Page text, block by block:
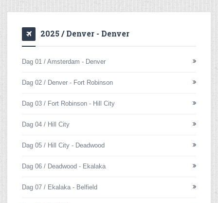
2025 / Denver - Denver
Dag 01 / Amsterdam - Denver
Dag 02 / Denver - Fort Robinson
Dag 03 / Fort Robinson - Hill City
Dag 04 / Hill City
Dag 05 / Hill City - Deadwood
Dag 06 / Deadwood - Ekalaka
Dag 07 / Ekalaka - Belfield